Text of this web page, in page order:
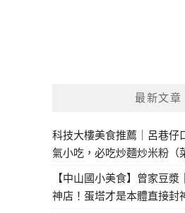
最新文章
科技大樓美食推薦｜呂巷仔
氣小吃，必吃炒麵炒米粉（
【中山國小美食】曾家豆
神店！蛋塔才是本體直接封